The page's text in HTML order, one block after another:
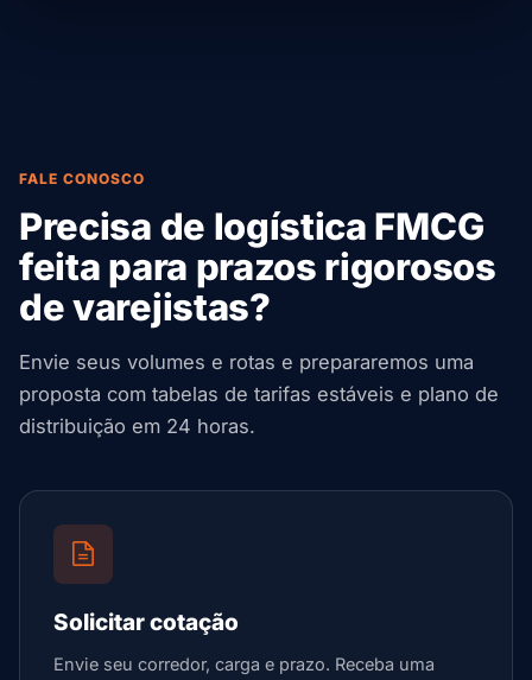
FALE CONOSCO
Precisa de logística FMCG
feita para prazos rigorosos
de varejistas?
Envie seus volumes e rotas e prepararemos uma
proposta com tabelas de tarifas estáveis e plano de
distribuição em 24 horas.
Solicitar cotação
Envie seu corredor, carga e prazo. Receba uma